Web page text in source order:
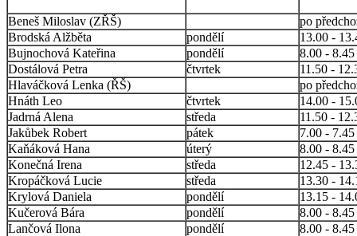
Beneš Miloslav (ZŘŠ)
po
Brodská Alžběta
pondělí
13.00 -
Bujnochová Kateřina
pondělí
8.00 - 8.45
Dostálová Petra
čtvrtek
11.50 -
Hlaváčková Lenka (ŘŠ)
po
Hnáth Leo
čtvrtek
14.00 -
Jadrná Alena
středa
11.50 -
Jakůbek Robert
pátek
7.00 - 7.45
Kaňáková Hana
úterý
8.00 - 8.45
Konečná Irena
středa
12.45 -
Kropáčková Lucie
středa
13.30 -
Krylová Daniela
pondělí
13.15 -
Kučerová Bára
pondělí
8.00 - 8.45
Lančová Ilona
pondělí
8.00 - 8.45